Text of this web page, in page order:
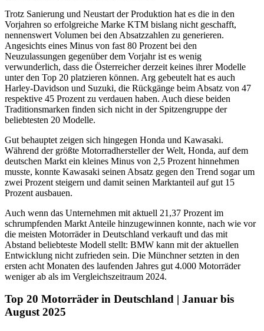
Trotz Sanierung und Neustart der Produktion hat es die in den
Vorjahren so erfolgreiche Marke KTM bislang nicht geschafft,
nennenswert Volumen bei den Absatzzahlen zu generieren.
Angesichts eines Minus von fast 80 Prozent bei den
Neuzulassungen gegenüber dem Vorjahr ist es wenig
verwunderlich, dass die Österreicher derzeit keines ihrer Modelle
unter den Top 20 platzieren können. Arg gebeutelt hat es auch
Harley-Davidson und Suzuki, die Rückgänge beim Absatz von 47
respektive 45 Prozent zu verdauen haben. Auch diese beiden
Traditionsmarken finden sich nicht in der Spitzengruppe der
beliebtesten 20 Modelle.
Gut behauptet zeigen sich hingegen Honda und Kawasaki.
Während der größte Motorradhersteller der Welt, Honda, auf dem
deutschen Markt ein kleines Minus von 2,5 Prozent hinnehmen
musste, konnte Kawasaki seinen Absatz gegen den Trend sogar um
zwei Prozent steigern und damit seinen Marktanteil auf gut 15
Prozent ausbauen.
Auch wenn das Unternehmen mit aktuell 21,37 Prozent im
schrumpfenden Markt Anteile hinzugewinnen konnte, nach wie vor
die meisten Motorräder in Deutschland verkauft und das mit
Abstand beliebteste Modell stellt: BMW kann mit der aktuellen
Entwicklung nicht zufrieden sein. Die Münchner setzten in den
ersten acht Monaten des laufenden Jahres gut 4.000 Motorräder
weniger ab als im Vergleichszeitraum 2024.
Top 20 Motorräder in Deutschland | Januar bis
August 2025